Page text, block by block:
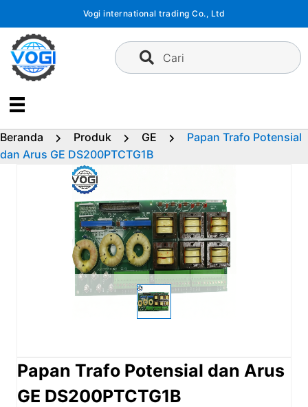
konten
Vogi international trading Co., Ltd
Cari
Beranda Produk GE
Papan Trafo Potensial
dan Arus GE DS200PTCTG1B
Papan Trafo Potensial dan Arus
GE DS200PTCTG1B